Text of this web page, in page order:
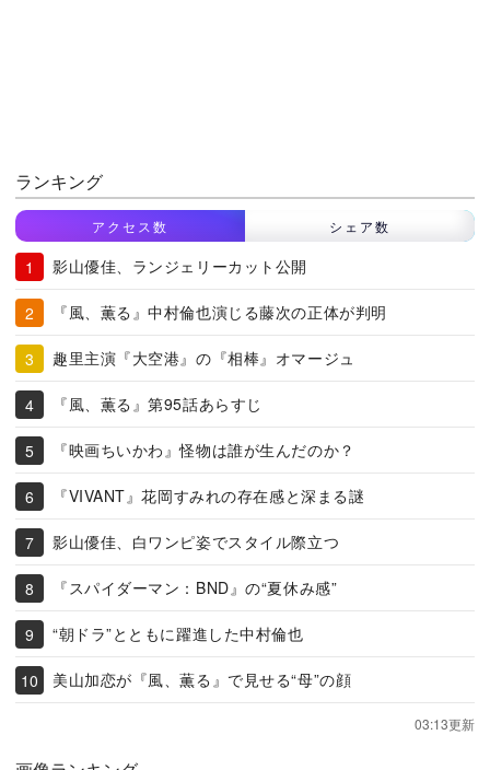
ランキング
アクセス数 シェア数
影山優佳、ランジェリーカット公開
『風、薫る』中村倫也演じる藤次の正体が判明
趣里主演『大空港』の『相棒』オマージュ
『風、薫る』第95話あらすじ
『映画ちいかわ』怪物は誰が生んだのか？
『VIVANT』花岡すみれの存在感と深まる謎
影山優佳、白ワンピ姿でスタイル際立つ
『スパイダーマン：BND』の“夏休み感”
“朝ドラ”とともに躍進した中村倫也
美山加恋が『風、薫る』で見せる“母”の顔
03:13更新